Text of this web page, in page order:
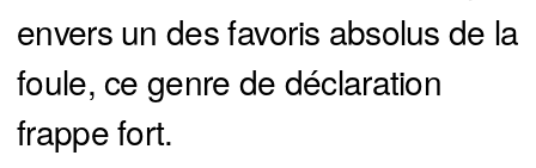
envers un des favoris absolus de la
foule, ce genre de déclaration
frappe fort.